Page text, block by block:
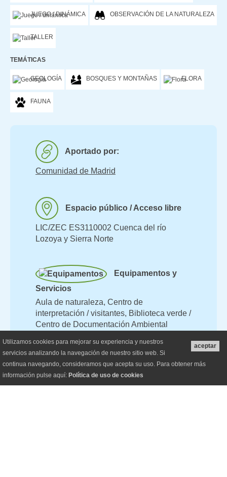
JUEGO / DINÁMICA OBSERVACIÓN DE LA NATURALEZA
TALLER
TEMÁTICAS
GEOLOGÍA BOSQUES Y MONTAÑAS FLORA
FAUNA
Aportado por:
Comunidad de Madrid
Espacio público / Acceso libre
LIC/ZEC ES3110002 Cuenca del río
Lozoya y Sierra Norte
Equipamentos y
Servicios
Aula de naturaleza Centro de
interpretación / visitantes Biblioteca verde /
Centro de Documentación Ambiental
aceptar
Utilizamos cookies para mejorar su experiencia y nuestros
servicios analizando la navegación de nuestro sitio web. Si
continua navegando, consideramos que acepta su uso. Para obtener más
información pulse aquí: Política de uso de cookies